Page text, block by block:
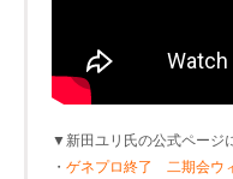
▼新田ユリ氏の公式ページ
・ ゲネプロ終了 二期会ウ